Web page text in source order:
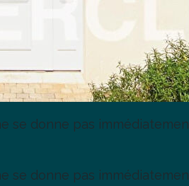
se donne pas
se donne pas